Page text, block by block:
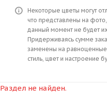
Некоторые цветы могут
что представлены на
данный момент не будет
Придерживаясь сумме
заменены на
стиль, цвет и настроение
Раздел не найден.